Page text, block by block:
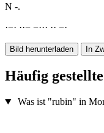
N -.
·−· ··− −··· ·· −·
Bild herunterladen In
Häufig
Was ist "rubin" in